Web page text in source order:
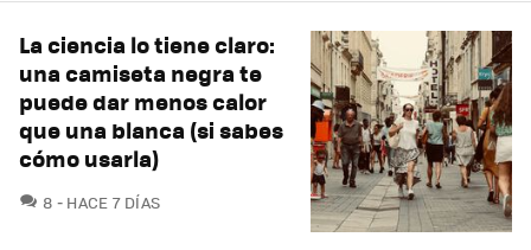
La ciencia lo tiene claro:
una camiseta negra te
puede dar menos calor
que una blanca (si sabes
cómo usarla)
8 COMENTARIOS
HACE 7 DÍAS